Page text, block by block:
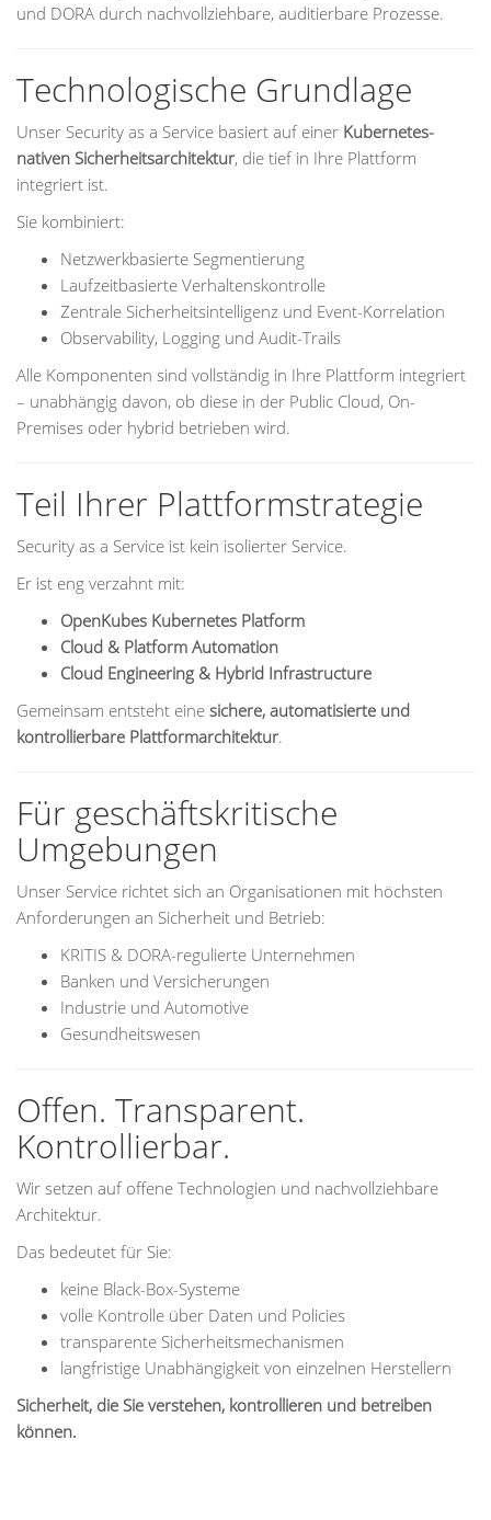
und DORA durch nachvollziehbare, auditierbare Prozesse.
Technologische Grundlage
Unser Security as a Service basiert auf einer Kubernetes-
nativen Sicherheitsarchitektur, die tief in Ihre Plattform
integriert ist.
Sie kombiniert:
Netzwerkbasierte Segmentierung
Laufzeitbasierte Verhaltenskontrolle
Zentrale Sicherheitsintelligenz und Event-Korrelation
Observability, Logging und Audit-Trails
Alle Komponenten sind vollständig in Ihre Plattform integriert
– unabhängig davon, ob diese in der Public Cloud, On-
Premises oder hybrid betrieben wird.
Teil Ihrer Plattformstrategie
Security as a Service ist kein isolierter Service.
Er ist eng verzahnt mit:
OpenKubes Kubernetes Platform
Cloud & Platform Automation
Cloud Engineering & Hybrid Infrastructure
Gemeinsam entsteht eine sichere, automatisierte und
kontrollierbare Plattformarchitektur.
Für geschäftskritische
Umgebungen
Unser Service richtet sich an Organisationen mit höchsten
Anforderungen an Sicherheit und Betrieb:
KRITIS & DORA-regulierte Unternehmen
Banken und Versicherungen
Industrie und Automotive
Gesundheitswesen
Offen. Transparent.
Kontrollierbar.
Wir setzen auf offene Technologien und nachvollziehbare
Architektur.
Das bedeutet für Sie:
keine Black-Box-Systeme
volle Kontrolle über Daten und Policies
transparente Sicherheitsmechanismen
langfristige Unabhängigkeit von einzelnen Herstellern
Sicherheit, die Sie verstehen, kontrollieren und betreiben
können.